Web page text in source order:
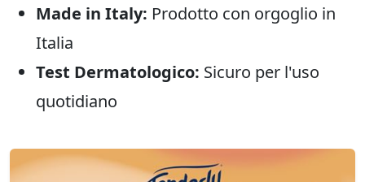
Made in Italy: Prodotto con orgoglio in
Italia
Test Dermatologico: Sicuro per l'uso
quotidiano